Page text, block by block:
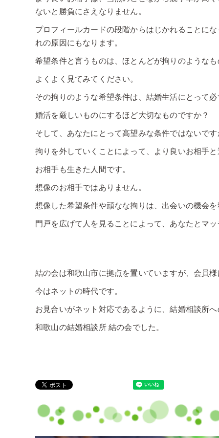
ないと勝負にさえなりません。
プロフィールカードの段階からはじかれることに
れの原因にもなります。
希望条件と言うものは、ほとんどが拘りのような
よくよく見てみてください。
その拘りのような希望条件は、結婚生活にとって
婚活を厳しいものにするほど大切なものですか？
そして、あなたにとって高望みな条件ではないです
拘りを外していくことによって、より良いお相手
お相手も生きた人間です。
想像のお相手ではありません。
想像した希望条件や頑なな拘りは、出会いの機会
門戸を広げて人を見ることによって、あなたとマ
結の会は和歌山市に拠点を置いていますが、会員
今はネットの時代です。
お見合いがネット対応であるように、結婚相談所
和歌山の結婚相談所 結の会でした。